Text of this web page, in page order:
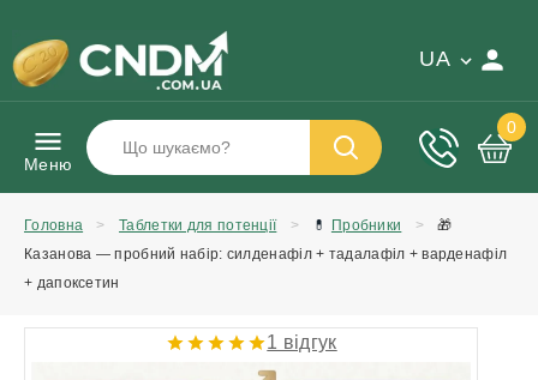
UA
Меню
0
Головна Таблетки для потенції 💊 Пробники
🎁
Казанова — пробний набір: силденафіл + тадалафіл + варденафіл
+ дапоксетин
1 відгук